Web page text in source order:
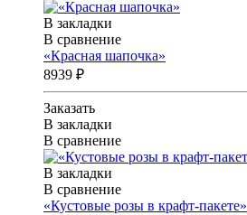
В закладки
В сравнение
«Красная шапочка»
8939 ₽
Заказать
В закладки
В сравнение
В закладки
В сравнение
«Кустовые розы в крафт-пакете»